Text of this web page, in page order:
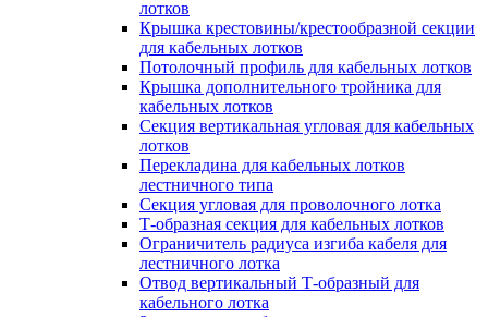
лотков
Крышка крестовины/крестообразной секции
для кабельных лотков
Потолочный профиль для кабельных лотков
Крышка дополнительного тройника для
кабельных лотков
Секция вертикальная угловая для кабельных
лотков
Перекладина для кабельных лотков
лестничного типа
Секция угловая для проволочного лотка
Т-образная секция для кабельных лотков
Ограничитель радиуса изгиба кабеля для
лестничного лотка
Отвод вертикальный Т-образный для
кабельного лотка